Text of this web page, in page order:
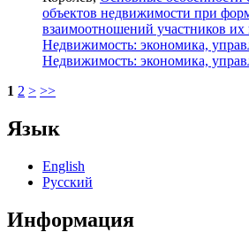
объектов недвижимости при
взаимоотношений участников их
Недвижимость: экономика,
Недвижимость: экономика,
1 2 > >>
Язык
English
Русский
Информация